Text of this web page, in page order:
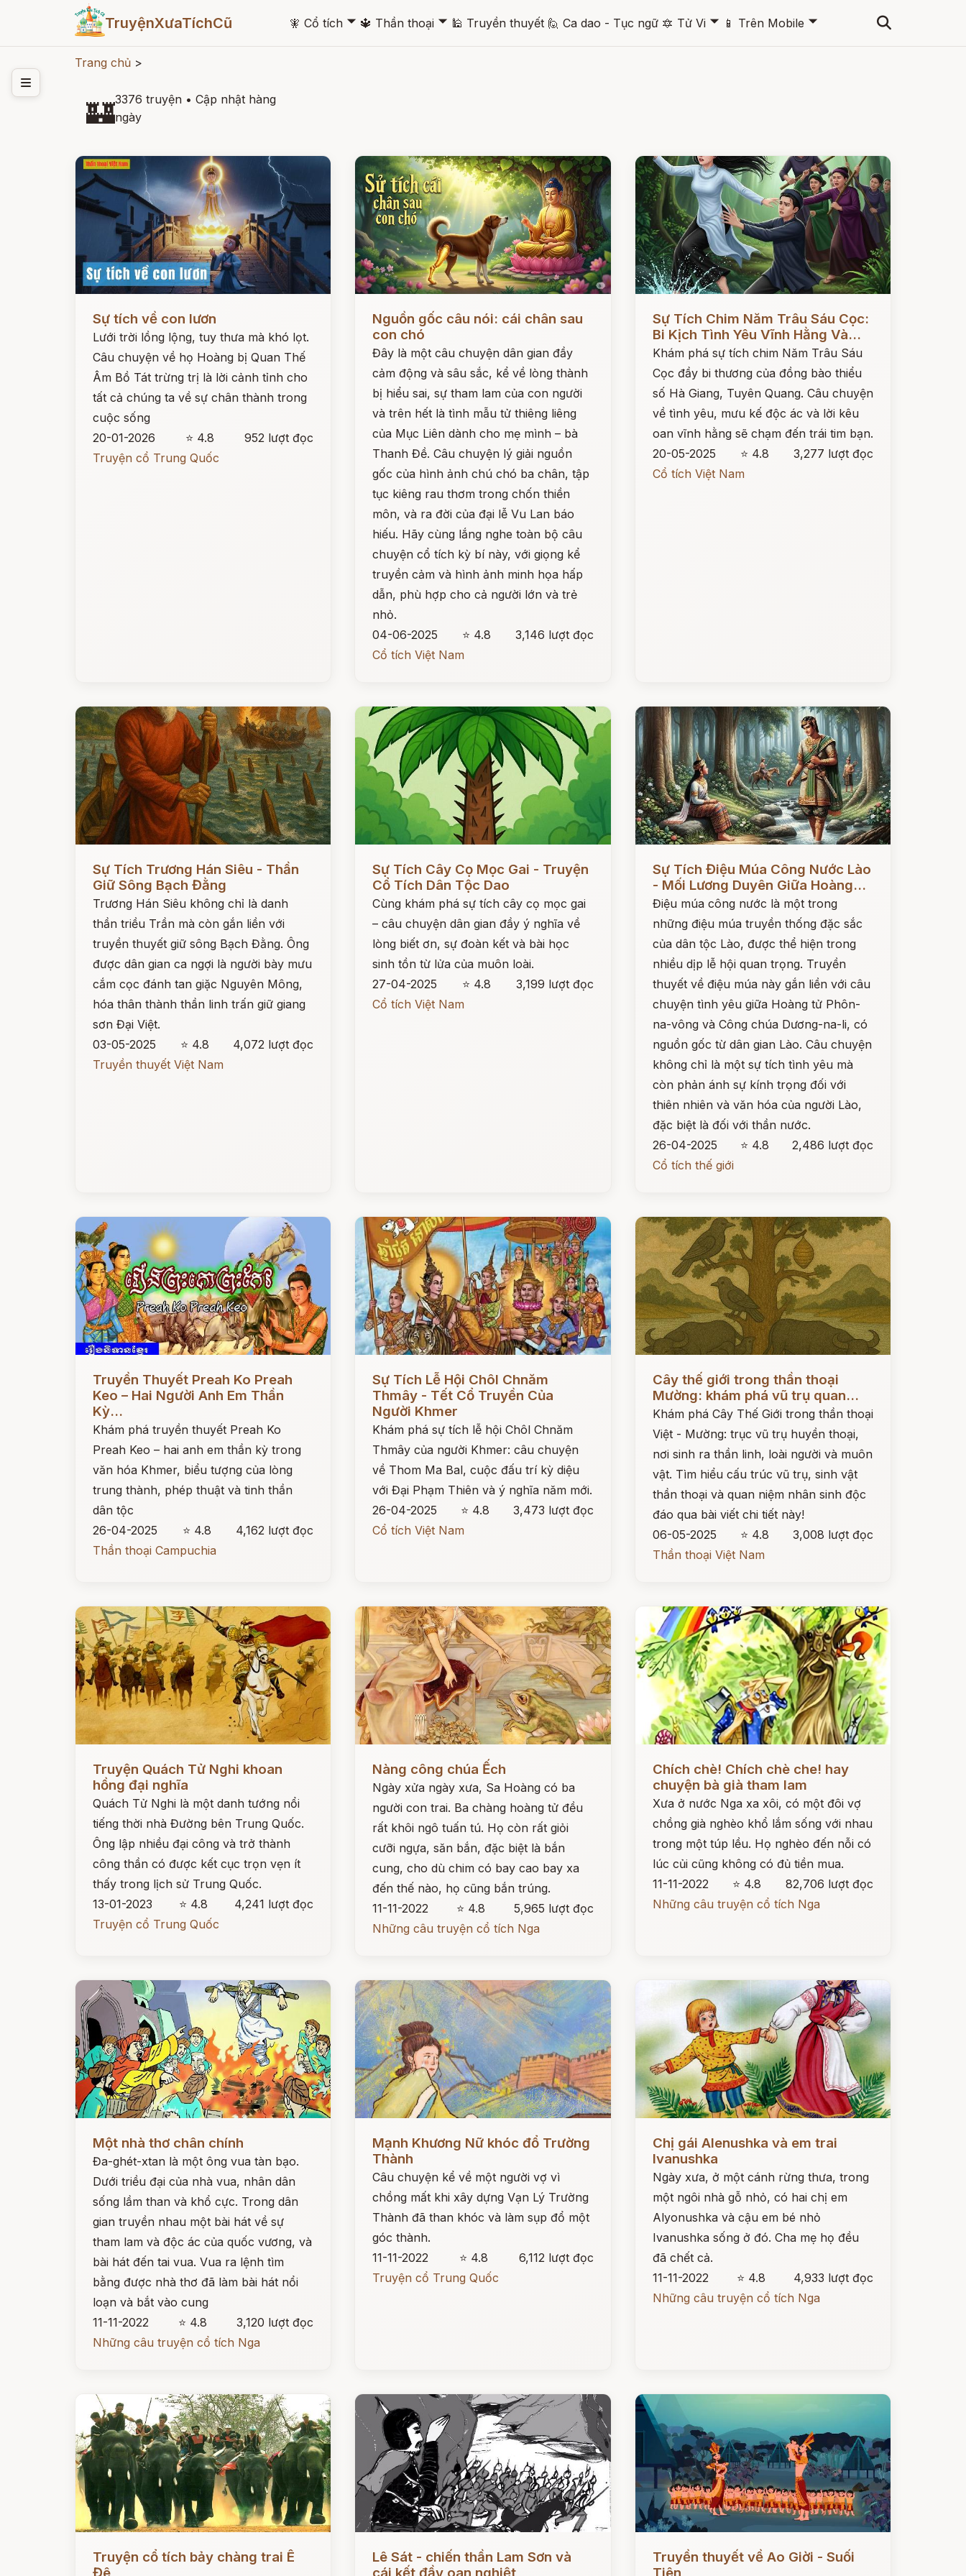
TruyệnXưaTíchCũ 🧚 Cổ tích 🞃 🔱 Thần thoại 🞃 🕌 Truyền thuyết 🙋 Ca dao - Tục ngữ 🔯 Tử Vi 🞃 📱 Trên Mobile 🞃
Trang chủ >
🏰3376 truyện • Cập nhật hàng
ngày
Sự tích về con lươn
Lưới trời lồng lộng, tuy thưa mà khó lọt.
Câu chuyện về họ Hoàng bị Quan Thế
Âm Bồ Tát trừng trị là lời cảnh tỉnh cho
tất cả chúng ta về sự chân thành trong
cuộc sống
20-01-2026
⭐ 4.8
952 lượt đọc
Truyện cổ Trung Quốc
Đọc ngay
Nguồn gốc câu nói: cái chân sau
con chó
Đây là một câu chuyện dân gian đầy
cảm động và sâu sắc, kể về lòng thành
bị hiểu sai, sự tham lam của con người
và trên hết là tình mẫu tử thiêng liêng
của Mục Liên dành cho mẹ mình – bà
Thanh Đề. Câu chuyện lý giải nguồn
gốc của hình ảnh chú chó ba chân, tập
tục kiêng rau thơm trong chốn thiền
môn, và ra đời của đại lễ Vu Lan báo
hiếu. Hãy cùng lắng nghe toàn bộ câu
chuyện cổ tích kỳ bí này, với giọng kể
truyền cảm và hình ảnh minh họa hấp
dẫn, phù hợp cho cả người lớn và trẻ
nhỏ.
04-06-2025
⭐ 4.8
3,146 lượt đọc
Cổ tích Việt Nam
Sự Tích Chim Năm Trâu Sáu Cọc:
Bi Kịch Tình Yêu Vĩnh Hằng Và...
Khám phá sự tích chim Năm Trâu Sáu
Cọc đầy bi thương của đồng bào thiểu
số Hà Giang, Tuyên Quang. Câu chuyện
về tình yêu, mưu kế độc ác và lời kêu
oan vĩnh hằng sẽ chạm đến trái tim bạn.
20-05-2025
⭐ 4.8
3,277 lượt đọc
Cổ tích Việt Nam
Sự Tích Trương Hán Siêu - Thần
Giữ Sông Bạch Đằng
Trương Hán Siêu không chỉ là danh
thần triều Trần mà còn gắn liền với
truyền thuyết giữ sông Bạch Đằng. Ông
được dân gian ca ngợi là người bày mưu
cắm cọc đánh tan giặc Nguyên Mông,
hóa thân thành thần linh trấn giữ giang
sơn Đại Việt.
03-05-2025
⭐ 4.8
4,072 lượt đọc
Truyền thuyết Việt Nam
Sự Tích Cây Cọ Mọc Gai - Truyện
Cổ Tích Dân Tộc Dao
Cùng khám phá sự tích cây cọ mọc gai
– câu chuyện dân gian đầy ý nghĩa về
lòng biết ơn, sự đoàn kết và bài học
sinh tồn từ lửa của muôn loài.
27-04-2025
⭐ 4.8
3,199 lượt đọc
Cổ tích Việt Nam
Sự Tích Điệu Múa Công Nước Lào
- Mối Lương Duyên Giữa Hoàng...
Điệu múa công nước là một trong
những điệu múa truyền thống đặc sắc
của dân tộc Lào, được thể hiện trong
nhiều dịp lễ hội quan trọng. Truyền
thuyết về điệu múa này gắn liền với câu
chuyện tình yêu giữa Hoàng tử Phôn-
na-vông và Công chúa Dương-na-li, có
nguồn gốc từ dân gian Lào. Câu chuyện
không chỉ là một sự tích tình yêu mà
còn phản ánh sự kính trọng đối với
thiên nhiên và văn hóa của người Lào,
đặc biệt là đối với thần nước.
26-04-2025
⭐ 4.8
2,486 lượt đọc
Cổ tích thế giới
Đọc ngay
Truyền Thuyết Preah Ko Preah
Keo – Hai Người Anh Em Thần
Kỳ...
Khám phá truyền thuyết Preah Ko
Preah Keo – hai anh em thần kỳ trong
văn hóa Khmer, biểu tượng của lòng
trung thành, phép thuật và tinh thần
dân tộc
26-04-2025
⭐ 4.8
4,162 lượt đọc
Thần thoại Campuchia
Sự Tích Lễ Hội Chôl Chnăm
Thmây - Tết Cổ Truyền Của
Người Khmer
Khám phá sự tích lễ hội Chôl Chnăm
Thmây của người Khmer: câu chuyện
về Thom Ma Bal, cuộc đấu trí kỳ diệu
với Đại Phạm Thiên và ý nghĩa năm mới.
26-04-2025
⭐ 4.8
3,473 lượt đọc
Cổ tích Việt Nam
Cây thế giới trong thần thoại
Mường: khám phá vũ trụ quan...
Khám phá Cây Thế Giới trong thần thoại
Việt - Mường: trục vũ trụ huyền thoại,
nơi sinh ra thần linh, loài người và muôn
vật. Tìm hiểu cấu trúc vũ trụ, sinh vật
thần thoại và quan niệm nhân sinh độc
đáo qua bài viết chi tiết này!
06-05-2025
⭐ 4.8
3,008 lượt đọc
Thần thoại Việt Nam
Truyện Quách Tử Nghi khoan
hồng đại nghĩa
Quách Tử Nghi là một danh tướng nổi
tiếng thời nhà Đường bên Trung Quốc.
Ông lập nhiều đại công và trở thành
công thần có được kết cục trọn vẹn ít
thấy trong lịch sử Trung Quốc.
13-01-2023
⭐ 4.8
4,241 lượt đọc
Truyện cổ Trung Quốc
Nàng công chúa Ếch
Ngày xửa ngày xưa, Sa Hoàng có ba
người con trai. Ba chàng hoàng tử đều
rất khôi ngô tuấn tú. Họ còn rất giỏi
cưỡi ngựa, săn bắn, đặc biệt là bắn
cung, cho dù chim có bay cao bay xa
đến thế nào, họ cũng bắn trúng.
11-11-2022
⭐ 4.8
5,965 lượt đọc
Những câu truyện cổ tích Nga
Chích chè! Chích chè che! hay
chuyện bà già tham lam
Xưa ở nước Nga xa xôi, có một đôi vợ
chồng già nghèo khổ lắm sống với nhau
trong một túp lều. Họ nghèo đến nỗi có
lúc củi cũng không có đủ tiền mua.
11-11-2022
⭐ 4.8
82,706 lượt đọc
Những câu truyện cổ tích Nga
Một nhà thơ chân chính
Đa-ghét-xtan là một ông vua tàn bạo.
Dưới triều đại của nhà vua, nhân dân
sống lầm than và khổ cực. Trong dân
gian truyền nhau một bài hát về sự
tham lam và độc ác của quốc vương, và
bài hát đến tai vua. Vua ra lệnh tìm
bằng được nhà thơ đã làm bài hát nổi
loạn và bắt vào cung
11-11-2022
⭐ 4.8
3,120 lượt đọc
Những câu truyện cổ tích Nga
Mạnh Khương Nữ khóc đổ Trường
Thành
Câu chuyện kể về một người vợ vì
chồng mất khi xây dựng Vạn Lý Trường
Thành đã than khóc và làm sụp đổ một
góc thành.
11-11-2022
⭐ 4.8
6,112 lượt đọc
Truyện cổ Trung Quốc
Chị gái Alenushka và em trai
Ivanushka
Ngày xưa, ở một cánh rừng thưa, trong
một ngôi nhà gỗ nhỏ, có hai chị em
Alyonushka và cậu em bé nhỏ
Ivanushka sống ở đó. Cha mẹ họ đều
đã chết cả.
11-11-2022
⭐ 4.8
4,933 lượt đọc
Những câu truyện cổ tích Nga
Truyện cổ tích bảy chàng trai Ê
Lê Sát - chiến thần Lam Sơn và
Đọc ngay
Truyền thuyết về Ao Giời - Suối